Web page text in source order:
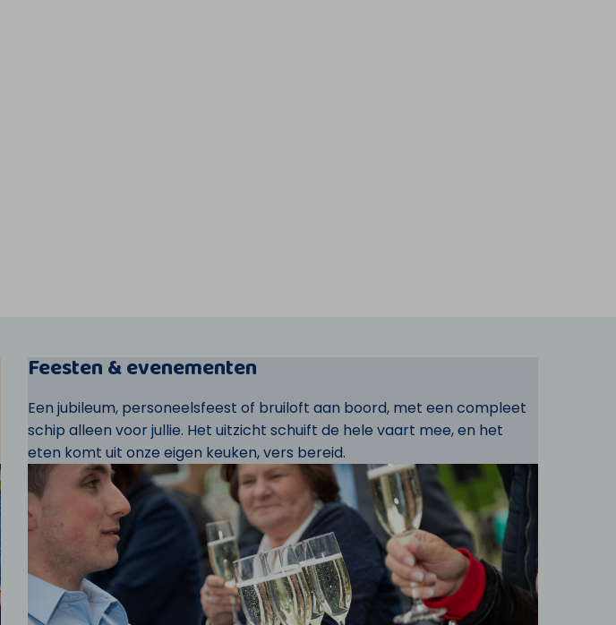
Feesten & evenementen
Een jubileum, personeelsfeest of bruiloft aan boord, met een compleet
schip alleen voor jullie. Het uitzicht schuift de hele vaart mee, en het
eten komt uit onze eigen keuken, vers bereid.